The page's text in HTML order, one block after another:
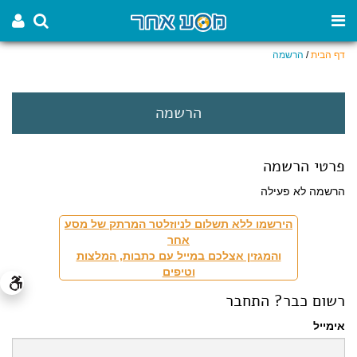
דף הבית/ הרשמה
הרשמה
פרטי הרשמה
הרשמה לא פעילה
הירשמו ללא תשלום לניוזלטר המרתק של מסע
אחר
והמגזין אצלכם במייל עם כתבות, המלצות
וטיפים
רשום כבר? התחבר
אימייל